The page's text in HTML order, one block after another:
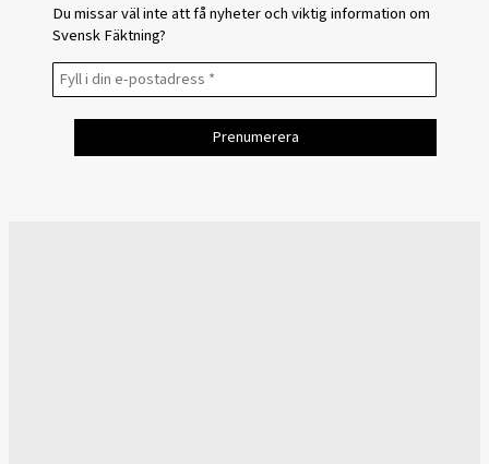
Du missar väl inte att få nyheter och viktig information om
Svensk Fäktning?